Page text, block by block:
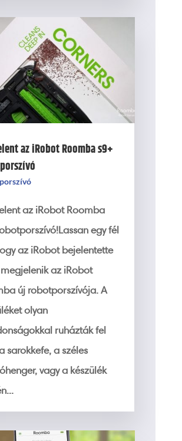
az iRobot Roomba s9+
az iRobot Roomba
egy fél
az iRobot bejelentette
az iRobot
új robotporszívója. A
olyan
ruházták fel
sarokkefe, a széles
vagy a készülék